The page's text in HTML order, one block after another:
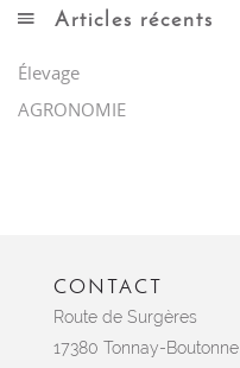
Articles récents
Élevage
AGRONOMIE
CONTACT
Route de Surgères
17380 Tonnay-Boutonne